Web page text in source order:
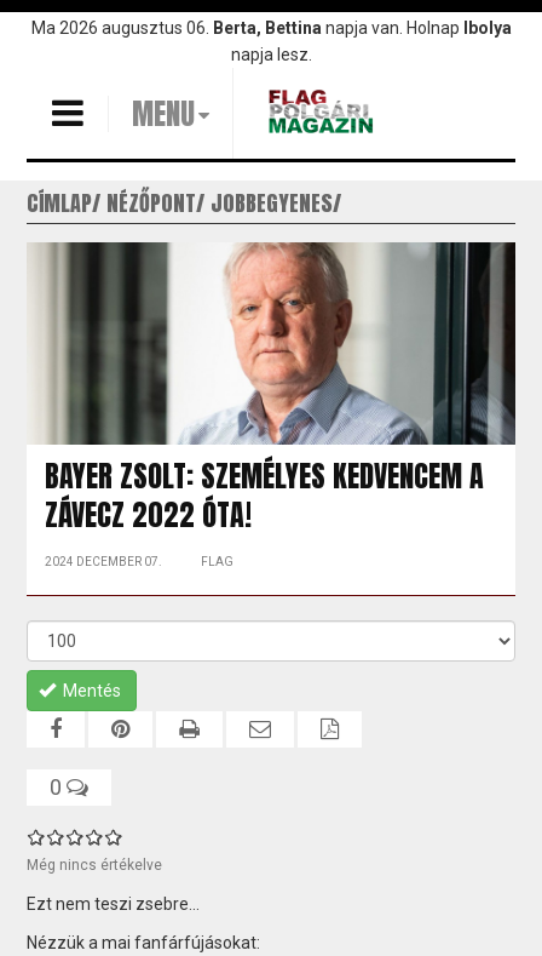
UgrásMa 2026 augusztus 06. Berta, Bettina napja van. Holnap
Ibolya
napja lesz.
MENU
CÍMLAP NÉZŐPONT JOBBEGYENES
BAYER ZSOLT: SZEMÉLYES KEDVENCEM A
ZÁVECZ 2022 ÓTA!
2024 DECEMBER 07. FLAG
Mentés
0
Még nincs értékelve
Ezt nem teszi zsebre...
Nézzük a mai fanfárfújásokat: